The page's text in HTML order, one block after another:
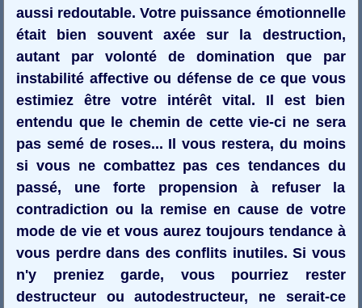
aussi redoutable. Votre puissance émotionnelle
était bien souvent axée sur la destruction,
autant par volonté de domination que par
instabilité affective ou défense de ce que vous
estimiez être votre intérêt vital. Il est bien
entendu que le chemin de cette vie-ci ne sera
pas semé de roses... Il vous restera, du moins
si vous ne combattez pas ces tendances du
passé, une forte propension à refuser la
contradiction ou la remise en cause de votre
mode de vie et vous aurez toujours tendance à
vous perdre dans des conflits inutiles. Si vous
n'y preniez garde, vous pourriez rester
destructeur ou autodestructeur, ne serait-ce